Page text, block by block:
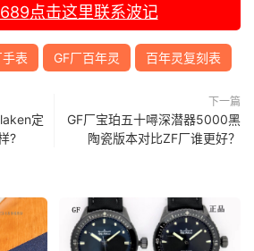
点击这里联系波记
手表 GF厂百年灵 百年灵复刻表
定
?
下一篇
GF厂宝珀五十噚深潜器5000黑
陶瓷版本对比ZF厂谁更好？